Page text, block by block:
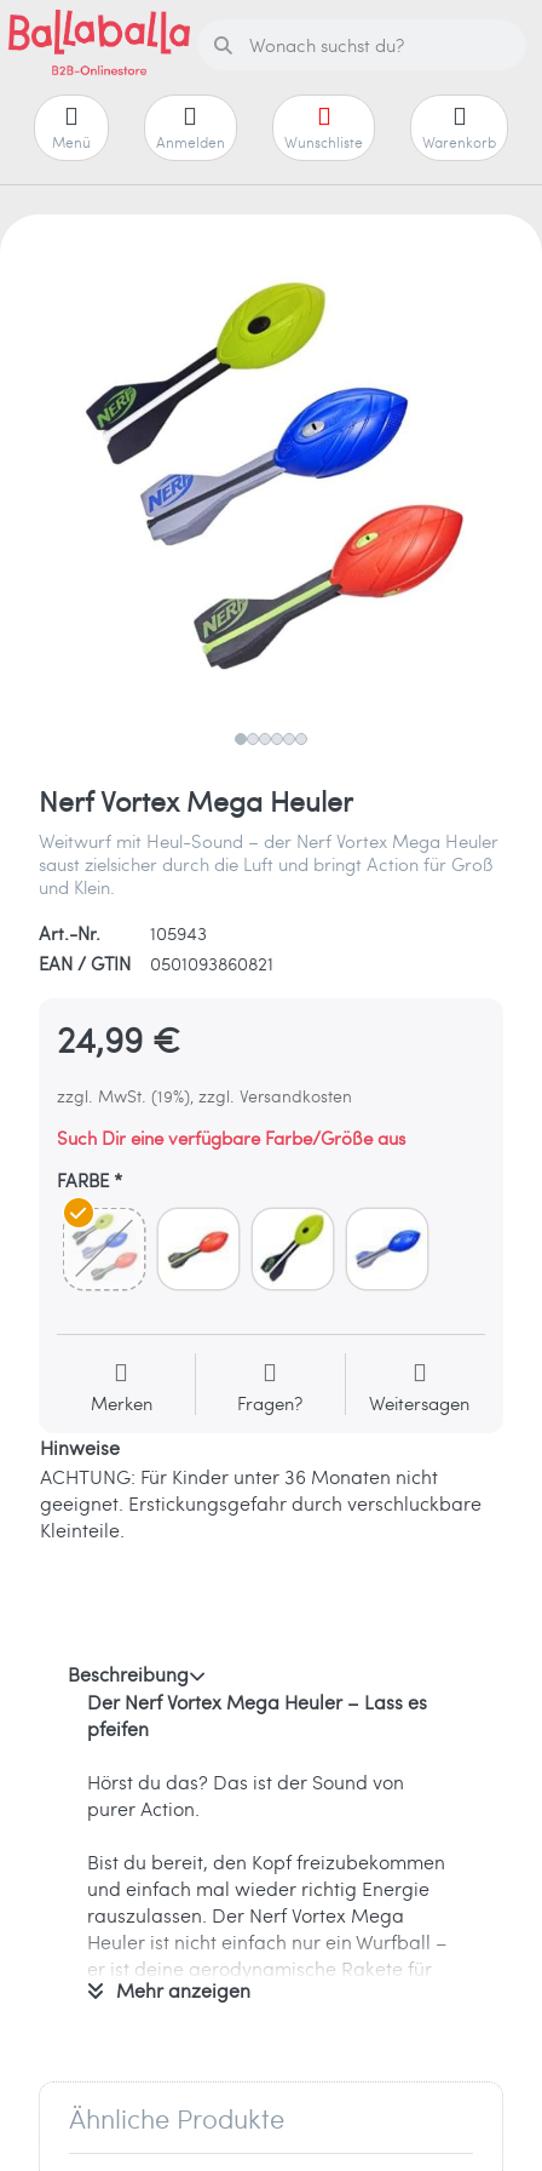
Menü Anmelden Wunschliste Warenkorb
Nerf Vortex Mega Heuler
Weitwurf mit Heul-Sound – der Nerf Vortex Mega Heuler
saust zielsicher durch die Luft und bringt Action für Groß
und Klein.
Art.-Nr.
105943
EAN / GTIN
0501093860821
24,99 €
zzgl. MwSt. (19%), zzgl. Versandkosten
Such Dir eine verfügbare Farbe/Größe aus
FARBE
Merken Fragen? Weitersagen
Hinweise
ACHTUNG: Für Kinder unter 36 Monaten nicht
geeignet. Erstickungsgefahr durch verschluckbare
Kleinteile.
Beschreibung
Der Nerf Vortex Mega Heuler – Lass es
pfeifen
Hörst du das? Das ist der Sound von
purer Action.
Bist du bereit, den Kopf freizubekommen
und einfach mal wieder richtig Energie
rauszulassen. Der Nerf Vortex Mega
Heuler ist nicht einfach nur ein Wurfball –
er ist deine aerodynamische Rakete für
den Park, den Strand oder den Garten.
integrierten Pfeifen gibt dir der Vortex bei
jedem Wurf ein akustisches Feedback. Je
Mehr anzeigen
Ähnliche Produkte